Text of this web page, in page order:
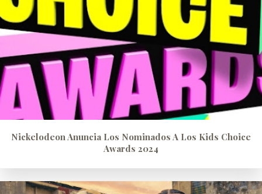
Nickelodeon Anuncia Los Nominados A Los Kids Choice
Awards 2024